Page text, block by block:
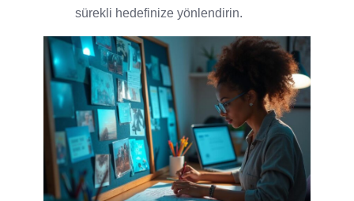
sürekli hedefinize yönlendirin.